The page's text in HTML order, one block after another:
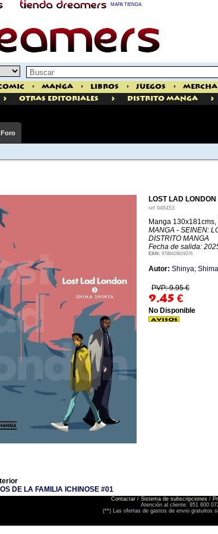
MAPA TIENDA
> Manga > Libros > Juegos > Mercha
> Otras Editoriales > Distrito Manga >
Foro
LOST LAD
ref 946453
Manga
MANGA - SEINEN:
DISTRITO MANGA
Fecha de salida:
EAN: 9788419819376
Autor: Shinya; Shima
PVP: 9.95 €
9.45 €
No Disponible
DE LA FAMILIA ICHINOSE #01
Contactar / Sistema de subscripciones /
Atención al cliente: 951 600
(**) Las ofertas de gastos de envio gratuitos